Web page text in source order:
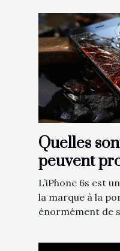
Quelles
peuvent
niveau de
iPhone 6s ?
L’iPhone 6s est
la marque à la
énormément de